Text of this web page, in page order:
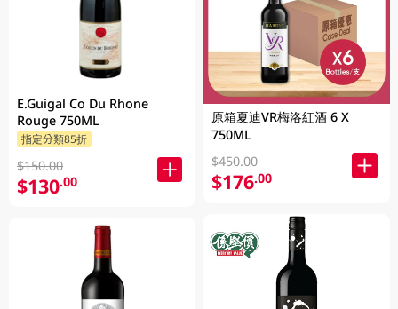
E.Guigal Co Du Rhone
Rouge 750ML
指定分類85折
$150.00
$130.00
原箱夏迪VR梅洛紅酒 6 X
750ML
$450.00
$176.00